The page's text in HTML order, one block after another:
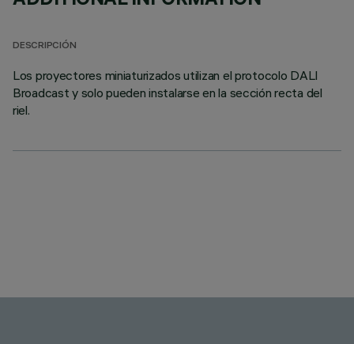
DESCRIPCIÓN
Los proyectores miniaturizados utilizan el protocolo DALI
Broadcast y solo pueden instalarse en la sección recta del
riel.